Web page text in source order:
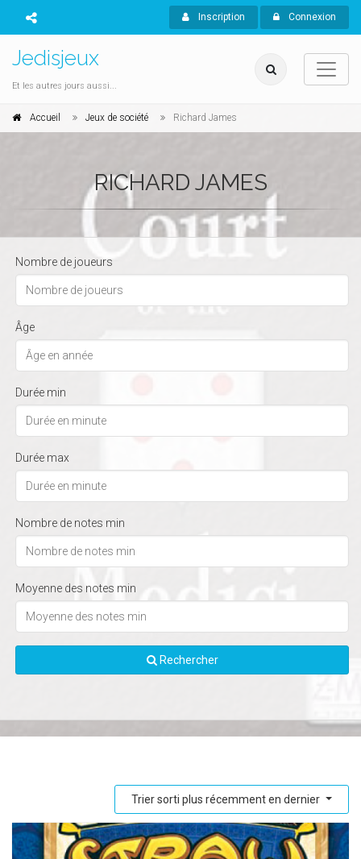
Inscription Connexion
Jedisjeux
Et les autres jours aussi...
Accueil Jeux de société Richard James
RICHARD JAMES
Nombre de joueurs
Âge
Durée min
Durée max
Nombre de notes min
Moyenne des notes min
Rechercher
Trier sorti plus récemment en dernier